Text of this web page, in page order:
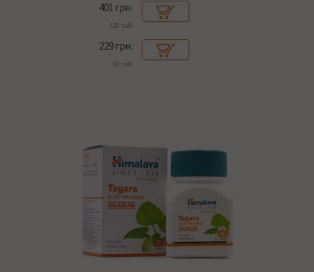
401 грн.
120 таб.
229 грн.
60 таб.